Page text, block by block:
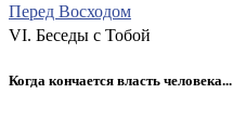
Перед Восходом
VI. Беседы с Тобой
Когда кончается власть человека...